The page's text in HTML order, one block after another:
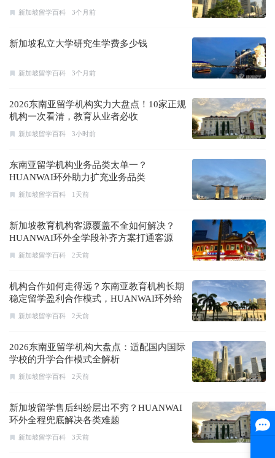
新加坡留学百科 3个月前
新加坡私立大学研究生学费多少钱
新加坡留学百科 3个月前
2026东南亚留学机构实力大盘点！10家正规
机构一次看清，教育从业者必收
新加坡留学百科 3小时前
东南亚留学机构业务品类太单一？
HUANWAI环外助力扩充业务品类
新加坡留学百科 1天前
新加坡教育机构客源覆盖不全如何解决？
HUANWAI环外全学段补齐方案打通客源
新加坡留学百科 2天前
机构合作如何走得远？东南亚教育机构长期
稳定留学盈利合作模式，HUANWAI环外给
出答案
新加坡留学百科 2天前
2026东南亚留学机构大盘点：适配国内国际
学校的升学合作模式全解析
新加坡留学百科 2天前
新加坡留学售后纠纷层出不穷？HUANWAI
环外全程兜底解决各类难题
新加坡留学百科 3天前